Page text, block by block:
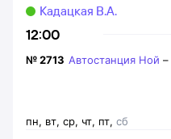
12:00
Кадацкая В.А.
пн, вт, ср, чт, пт, сб
№2713 Автостанция Ной –